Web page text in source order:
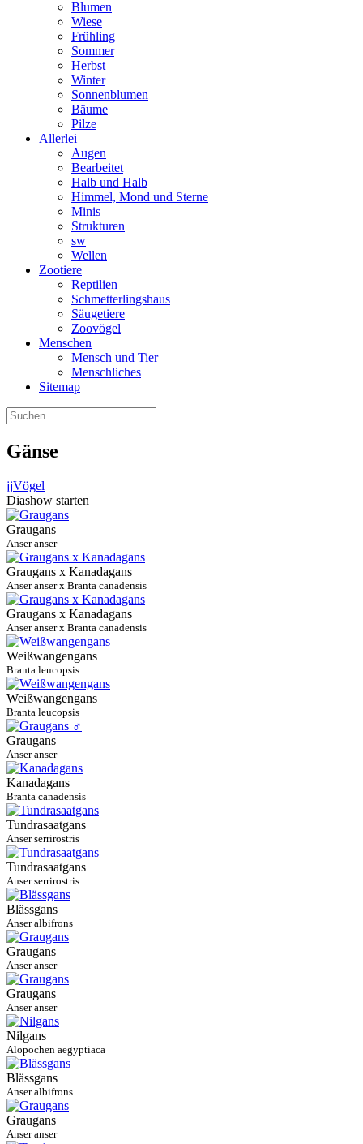
Blumen
Wiese
Frühling
Sommer
Herbst
Winter
Sonnenblumen
Bäume
Pilze
Allerlei
Augen
Bearbeitet
Halb und Halb
Himmel, Mond und Sterne
Minis
Strukturen
sw
Wellen
Zootiere
Reptilien
Schmetterlingshaus
Säugetiere
Zoovögel
Menschen
Mensch und Tier
Menschliches
Sitemap
Gänse
jjVögel
Diashow starten
Graugans
Anser anser
Graugans x Kanadagans
Anser anser x Branta canadensis
Graugans x Kanadagans
Anser anser x Branta canadensis
Weißwangengans
Branta leucopsis
Weißwangengans
Branta leucopsis
Graugans
Anser anser
Kanadagans
Branta canadensis
Tundrasaatgans
Anser serrirostris
Tundrasaatgans
Anser serrirostris
Blässgans
Anser albifrons
Graugans
Anser anser
Graugans
Anser anser
Nilgans
Alopochen aegyptiaca
Blässgans
Anser albifrons
Graugans
Anser anser